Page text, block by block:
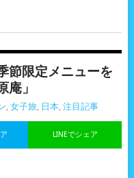
節限定メニューを
」
, 女子旅, 日本, 注目記事
LINEでシェア